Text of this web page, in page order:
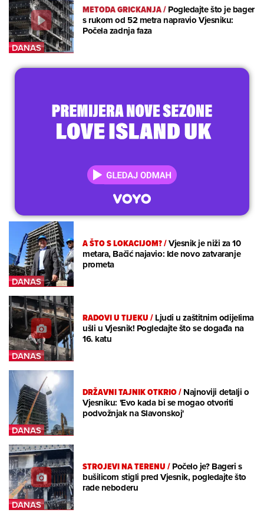
METODA GRICKANJA/Pogledajte što je bager
s rukom od 52 metra napravio Vjesniku:
Počela zadnja faza
A ŠTO S LOKACIJOM?/Vjesnik je niži za 10
metara, Bačić najavio: Ide novo zatvaranje
prometa
RADOVI U TIJEKU/Ljudi u zaštitnim odijelima
ušli u Vjesnik! Pogledajte što se događa na
16. katu
DRŽAVNI TAJNIK OTKRIO/Najnoviji detalji o
Vjesniku: 'Evo kada bi se mogao otvoriti
podvožnjak na Slavonskoj'
STROJEVI NA TERENU/Počelo je? Bageri s
bušilicom stigli pred Vjesnik, pogledajte što
rade neboderu